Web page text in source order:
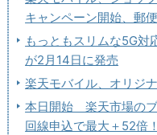
キャンペーン開始、郵
もっともスリムな5G
が2月14日に発売
楽天モバイル、オリジ
本日開始 楽天市場の
回線申込で最大＋52倍！